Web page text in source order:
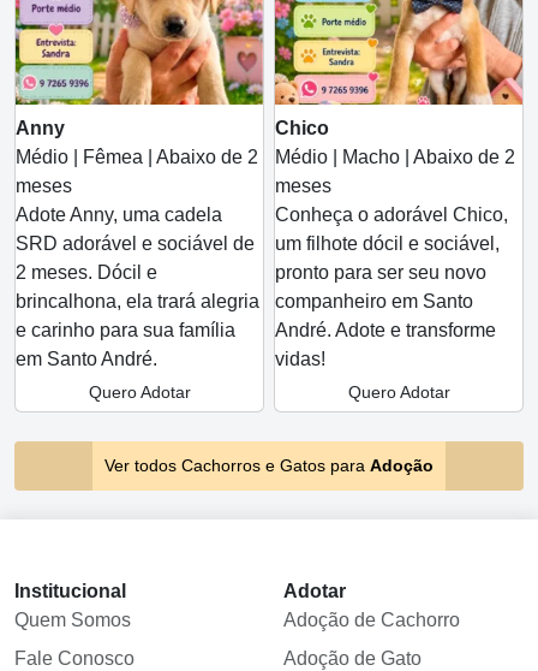
Anny
Médio | Fêmea | Abaixo de 2
meses
Adote Anny, uma cadela
SRD adorável e sociável de
2 meses. Dócil e
brincalhona, ela trará alegria
e carinho para sua família
em Santo André.
Quero Adotar
Chico
Médio | Macho | Abaixo de 2
meses
Conheça o adorável Chico,
um filhote dócil e sociável,
pronto para ser seu novo
companheiro em Santo
André. Adote e transforme
vidas!
Quero Adotar
Ver todos Cachorros e Gatos para Adoção
Institucional
Quem Somos
Fale Conosco
Adotar
Adoção de Cachorro
Adoção de Gato